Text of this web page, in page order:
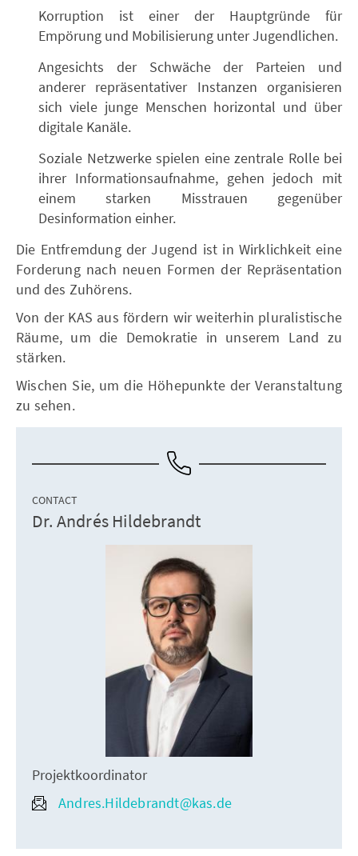
Korruption ist einer der Hauptgründe für
Empörung und Mobilisierung unter Jugendlichen.
Angesichts der Schwäche der Parteien und
anderer repräsentativer Instanzen organisieren
sich viele junge Menschen horizontal und über
digitale Kanäle.
Soziale Netzwerke spielen eine zentrale Rolle bei
ihrer Informationsaufnahme, gehen jedoch mit
einem starken Misstrauen gegenüber
Desinformation einher.
Die Entfremdung der Jugend ist in Wirklichkeit eine
Forderung nach neuen Formen der Repräsentation
und des Zuhörens.
Von der KAS aus fördern wir weiterhin pluralistische
Räume, um die Demokratie in unserem Land zu
stärken.
Wischen Sie, um die Höhepunkte der Veranstaltung
zu sehen.
CONTACT
Dr. Andrés Hildebrandt
Projektkoordinator
Andres.Hildebrandt@kas.de